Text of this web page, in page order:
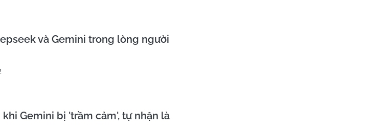
và Gemini trong lòng người
Gemini bị 'trầm cảm', tự nhận là